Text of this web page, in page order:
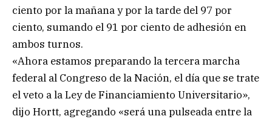
ciento por la mañana y por la tarde del 97 por
ciento, sumando el 91 por ciento de adhesión en
ambos turnos.
«Ahora estamos preparando la tercera marcha
federal al Congreso de la Nación, el día que se trate
el veto a la Ley de Financiamiento Universitario»,
dijo Hortt, agregando «será una pulseada entre la